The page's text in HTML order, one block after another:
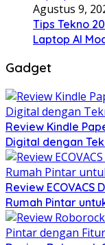
Agustus 9,
Tips Tekno
Laptop AI
Gadget
Review Kindle
Digital dengan
Review
Rumah Pintar